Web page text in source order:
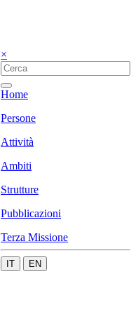
×
Home
Persone
Attività
Ambiti
Strutture
Pubblicazioni
Terza Missione
IT EN